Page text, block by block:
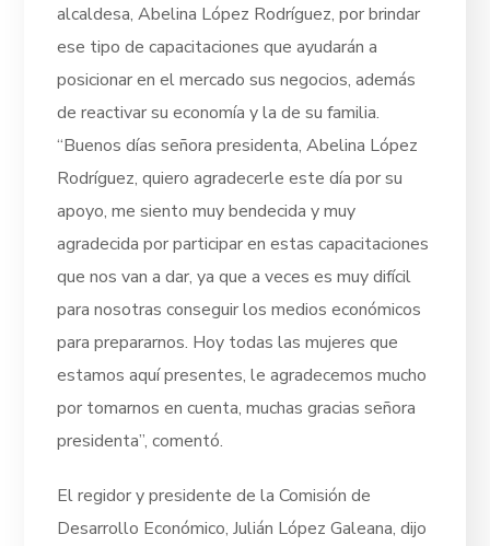
alcaldesa, Abelina López Rodríguez, por brindar
ese tipo de capacitaciones que ayudarán a
posicionar en el mercado sus negocios, además
de reactivar su economía y la de su familia.
“Buenos días señora presidenta, Abelina López
Rodríguez, quiero agradecerle este día por su
apoyo, me siento muy bendecida y muy
agradecida por participar en estas capacitaciones
que nos van a dar, ya que a veces es muy difícil
para nosotras conseguir los medios económicos
para prepararnos. Hoy todas las mujeres que
estamos aquí presentes, le agradecemos mucho
por tomarnos en cuenta, muchas gracias señora
presidenta”, comentó.
El regidor y presidente de la Comisión de
Desarrollo Económico, Julián López Galeana, dijo